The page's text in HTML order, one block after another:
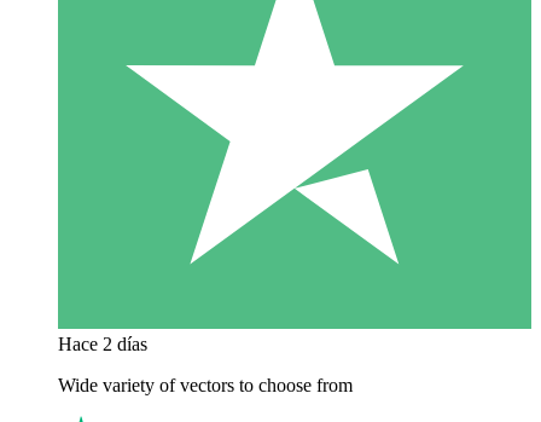
Hace 2 días
Wide variety of vectors to choose from